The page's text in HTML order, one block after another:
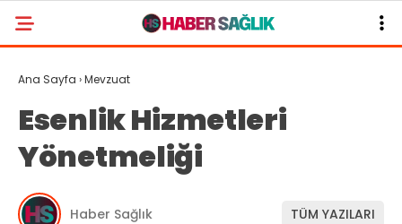
Ana Sayfa ›Mevzuat
Esenlik Hizmetleri
Yönetmeliği
Haber Sağlık TÜM YAZILARI